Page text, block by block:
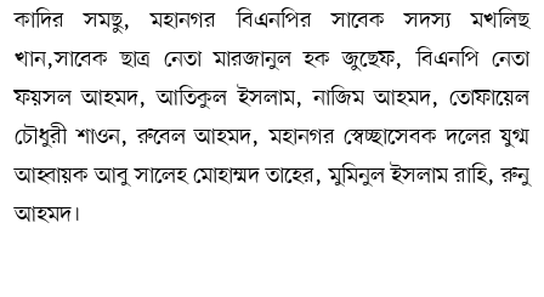
কাদির সমছু, মহানগর বিএনপির সাবেক সদস‍্য মখলিছ
খান,সাবেক ছাত্র নেতা মারজানুল হক জুছেফ, বিএনপি নেতা
ফয়সল আহমদ, আতিকুল ইসলাম, নাজিম আহমদ, তোফায়েল
চৌধুরী শাওন, রুবেল আহমদ, মহানগর স্বেচ্ছাসেবক দলের যুগ্ম
আহ্বায়ক আবু সালেহ মোহাম্মদ তাহের, মুমিনুল ইসলাম রাহি, রুনু
আহমদ।